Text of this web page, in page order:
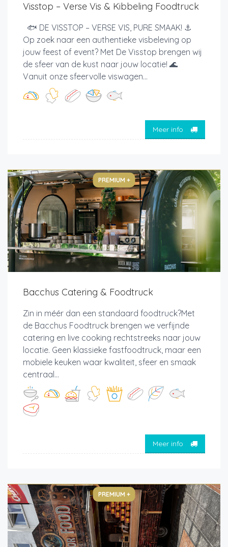
Visstop – Verse Vis & Kibbeling Foodtruck
🐟 DE VISSTOP – VERSE VIS, PURE SMAAK! ⚓
Op zoek naar een authentieke visbeleving op
jouw feest of event? Met De Visstop brengen wij
de sfeer van de kust naar jouw locatie! 🌊
Vanuit onze sfeervolle viswagen...
Meer info
PREMIUM +
Bacchus Catering & Foodtruck
Zin in méér dan een standaard foodtruck?Met
de Bacchus Foodtruck brengen we verfijnde
catering en live cooking rechtstreeks naar jouw
locatie. Geen klassieke fastfoodtruck, maar een
mobiele keuken waar kwaliteit, sfeer en smaak
centraal...
Meer info
PREMIUM +